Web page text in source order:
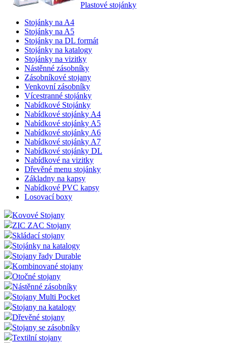
Plastové stojánky
Stojánky na A4
Stojánky na A5
Stojánky na DL formát
Stojánky na katalogy
Stojánky na vizitky
Nástěnné zásobníky
Zásobníkové stojany
Venkovní zásobníky
Vícestranné stojánky
Nabídkové Stojánky
Nabídkové stojánky A4
Nabídkové stojánky A5
Nabídkové stojánky A6
Nabídkové stojánky A7
Nabídkové stojánky DL
Nabídkové na vizitky
Dřevěné menu stojánky
Základny na kapsy
Nabídkové PVC kapsy
Losovací boxy
Kovové Stojany
ZIC ZAC Stojany
Skládací stojany
Stojánky na katalogy
Stojany řady Durable
Kombinované stojany
Otočné stojany
Nástěnné zásobníky
Stojany Multi Pocket
Stojany na katalogy
Dřevěné stojany
Stojany se zásobníky
Textilní stojany